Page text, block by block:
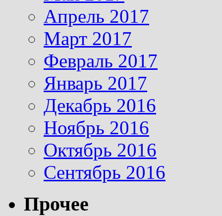
Апрель 2017
Март 2017
Февраль 2017
Январь 2017
Декабрь 2016
Ноябрь 2016
Октябрь 2016
Сентябрь 2016
Прочее